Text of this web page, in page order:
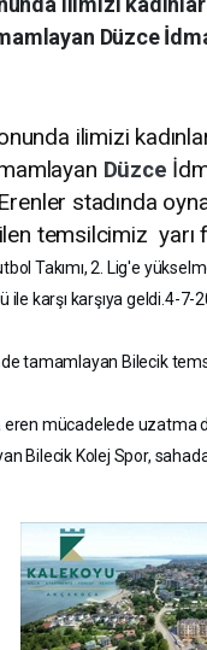
Düzce
ilimizi
Düzce
Erenler stadında
temsilcimiz yarı
Takımı, 2. Lig'e
ile karşı karşıya geldi.4-
tamamlayan Bilecik
mücadelede uzatma
Bilecik Kolej Spor,